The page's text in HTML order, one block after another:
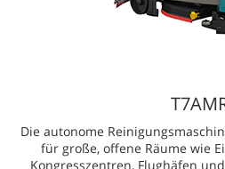
Die autonome
für große, offene Räume wie
Kongresszentren, Flughäfen